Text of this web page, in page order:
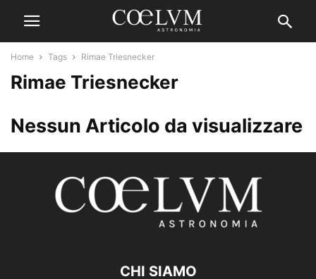
Home Tags Rimae Triesnecker
Rimae Triesnecker
Nessun Articolo da visualizzare
CHI SIAMO